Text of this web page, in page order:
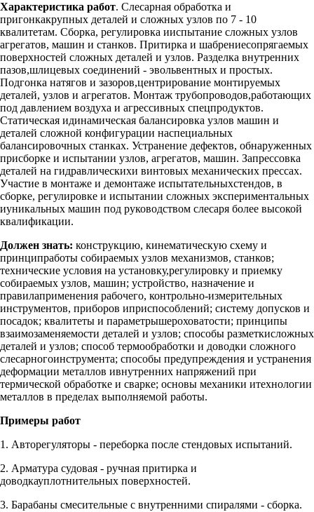
Характеристика работ. Слесарная обработка и
пригонкакрупных деталей и сложных узлов по 7 - 10
квалитетам. Сборка, регулировка ииспытание сложных узлов
агрегатов, машин и станков. Притирка и шабрениесопрягаемых
поверхностей сложных деталей и узлов. Разделка внутренних
пазов,шлицевых соединений - эвольвентных и простых.
Подгонка натягов и зазоров,центрирование монтируемых
деталей, узлов и агрегатов. Монтаж трубопроводов,работающих
под давлением воздуха и агрессивных спецпродуктов.
Статическая идинамическая балансировка узлов машин и
деталей сложной конфигурации наспециальных
балансировочных станках. Устранение дефектов, обнаруженных
присборке и испытании узлов, агрегатов, машин. Запрессовка
деталей на гидравлическихи винтовых механических прессах.
Участие в монтаже и демонтаже испытательныхстендов, в
сборке, регулировке и испытании сложных экспериментальных
иуникальных машин под руководством слесаря более высокой
квалификации.
Должен знать: конструкцию, кинематическую схему и
принципработы собираемых узлов механизмов, станков;
технические условия на установку,регулировку и приемку
собираемых узлов, машин; устройство, назначение и
правилаприменения рабочего, контрольно-измерительных
инструментов, приборов иприспособлений; систему допусков и
посадок; квалитеты и параметрышероховатости; принципы
взаимозаменяемости деталей и узлов; способы разметкисложных
деталей и узлов; способ термообработки и доводки сложного
слесарногоинструмента; способы предупреждения и устранения
деформации металлов ивнутренних напряжений при
термической обработке и сварке; основы механики итехнологии
металлов в пределах выполняемой работы.
Примеры работ
1. Авторегуляторы - переборка после стендовых испытаний.
2. Арматура судовая - ручная притирка и
доводкауплотнительных поверхностей.
3. Барабаны смесительные с внутренними спиралями - сборка.